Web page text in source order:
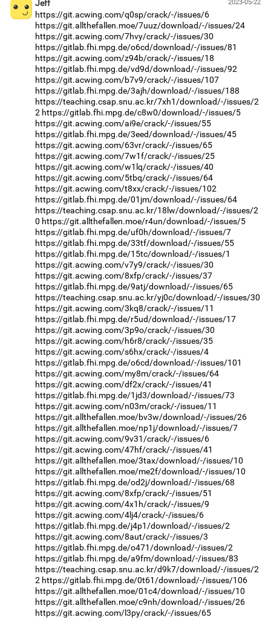
2023-05-22
Jeff
https://git.acwing.com/q0sp/crack/-/issues/6
https://git.allthefallen.moe/7uuz/download/-/issues/24
https://git.acwing.com/7hvy/crack/-/issues/30
https://gitlab.fhi.mpg.de/o6cd/download/-/issues/81
https://git.acwing.com/z94b/crack/-/issues/18
https://gitlab.fhi.mpg.de/vd9d/download/-/issues/92
https://git.acwing.com/b7v9/crack/-/issues/107
https://gitlab.fhi.mpg.de/3ajh/download/-/issues/188
https://teaching.csap.snu.ac.kr/7xh1/download/-/issues/2
2 https://gitlab.fhi.mpg.de/c8w0/download/-/issues/5
https://git.acwing.com/ai9e/crack/-/issues/55
https://gitlab.fhi.mpg.de/3eed/download/-/issues/45
https://git.acwing.com/63vr/crack/-/issues/65
https://git.acwing.com/7w1f/crack/-/issues/25
https://git.acwing.com/w1lq/crack/-/issues/40
https://git.acwing.com/5tbq/crack/-/issues/64
https://git.acwing.com/t8xx/crack/-/issues/102
https://gitlab.fhi.mpg.de/01jm/download/-/issues/64
https://teaching.csap.snu.ac.kr/18lw/download/-/issues/2
0 https://git.allthefallen.moe/r4un/download/-/issues/5
https://gitlab.fhi.mpg.de/uf0h/download/-/issues/7
https://gitlab.fhi.mpg.de/33tf/download/-/issues/55
https://gitlab.fhi.mpg.de/15tc/download/-/issues/1
https://git.acwing.com/v7y9/crack/-/issues/30
https://git.acwing.com/8xfp/crack/-/issues/37
https://gitlab.fhi.mpg.de/9atj/download/-/issues/65
https://teaching.csap.snu.ac.kr/yj0c/download/-/issues/30
https://git.acwing.com/3kq8/crack/-/issues/11
https://gitlab.fhi.mpg.de/r5ud/download/-/issues/17
https://git.acwing.com/3p9o/crack/-/issues/30
https://git.acwing.com/h6r8/crack/-/issues/35
https://git.acwing.com/s6hx/crack/-/issues/4
https://gitlab.fhi.mpg.de/o6cd/download/-/issues/101
https://git.acwing.com/my8m/crack/-/issues/64
https://git.acwing.com/df2x/crack/-/issues/41
https://gitlab.fhi.mpg.de/1jd3/download/-/issues/73
https://git.acwing.com/n03m/crack/-/issues/11
https://git.allthefallen.moe/bv3w/download/-/issues/26
https://git.allthefallen.moe/np1j/download/-/issues/7
https://git.acwing.com/9v31/crack/-/issues/6
https://git.acwing.com/47hf/crack/-/issues/41
https://git.allthefallen.moe/3tax/download/-/issues/10
https://git.allthefallen.moe/me2f/download/-/issues/10
https://gitlab.fhi.mpg.de/od2j/download/-/issues/68
https://git.acwing.com/8xfp/crack/-/issues/51
https://git.acwing.com/4x1h/crack/-/issues/9
https://git.acwing.com/4lj4/crack/-/issues/6
https://gitlab.fhi.mpg.de/j4p1/download/-/issues/2
https://git.acwing.com/8aut/crack/-/issues/3
https://gitlab.fhi.mpg.de/o471/download/-/issues/2
https://gitlab.fhi.mpg.de/a9fm/download/-/issues/83
https://teaching.csap.snu.ac.kr/d9k7/download/-/issues/2
2 https://gitlab.fhi.mpg.de/0t61/download/-/issues/106
https://git.allthefallen.moe/01c4/download/-/issues/10
https://git.allthefallen.moe/c9nh/download/-/issues/26
https://git.acwing.com/l3py/crack/-/issues/65